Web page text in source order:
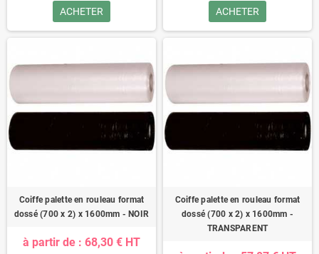
ACHETER ACHETER
Coiffe palette en rouleau format
dossé (700 x 2) x 1600mm - NOIR
à partir de : 68,30 € HT
Coiffe palette en rouleau format
dossé (700 x 2) x 1600mm -
TRANSPARENT